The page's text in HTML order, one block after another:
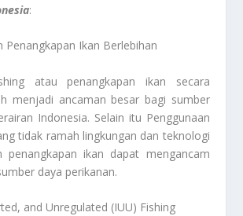
:
Penangkapan Ikan Berlebihan
atau penangkapan ikan secara
menjadi ancaman besar bagi sumber
Indonesia. Selain itu Penggunaan
tidak ramah lingkungan dan teknologi
penangkapan ikan dapat mengancam
daya perikanan.
and Unregulated (IUU) Fishing